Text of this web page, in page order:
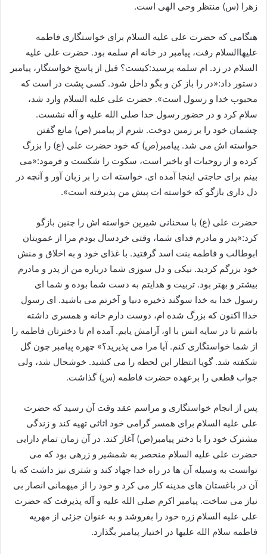
زهرا (س) منتظر وحی الهی است.
هنگامی که حضرت علی علیه السلام برای خواستگاری فاطمه
علیهاالسلام رفت، پیامبر در خانه ام سلمه بود. حضرت علی علیه
السلام در زد. ام سلمه پرسید:کیست؟ قبل از پاسخ خواستگار، پیامبر
دستور داد:«در را باز کن و بگو داخل شود. کسی پشت در است که
محبوب خدا و رسول است». حضرت علی علیه السلام وارد شد،
سلام کرد و در حضور رسول خدا صلی الله علیه و آله نشست.
چشمان خود را بر زمین دوخت. شرم از پیامبر (ص) مانع گفتن
خواسته اش می شد. پیامبر(ص) که خود حضرت علی (ع) را بزرگ
کرده و از روحیات او باخبر است، سکوت را شکست و فرمود:«می
بینم برای حاجتی اینجا آمده ای. خواسته ات را بر زبان آور و آنچه در
دل داری بازگو که خواسته ات پیش من پذیرفته است».
حضرت علی (ع) با سخنانی شیرین خواسته اش را چنین بازگو
کرد:«پدر و مادرم فدای شما، وقتی خردسال بودم مرا از عمویتان
ابوطالب و فاطمه بنت اسد گرفتید. با غذای خود و به اخلاق و منش
خود بزرگم کردید. نیکی و دل سوزی شما درباره من از پدر و مادرم
بیشتر و بهتر بود. تربیت و هدایتم به دست شما بوده و شما ای
رسول خدا به خدا سوگند ذخیره دنیا و آخرتم می باشید. ای رسول
خدا! اکنون که بزرگ شده ام، دوست دارم خانه و همسری داشته
باشم تا در سایه انس با او، آرامش یابم. آمده ام تا دخترتان فاطمه را
از شما خواستگاری کنم. آیا مرا می پذیرید؟» چهره پیامبر چون گل
شکفته شد. گویا انتظار این لحظه را می کشید. خوشحال شد، ولی
جواب قطعی را برعهده حضرت فاطمه (س) گذاشت.
پس از انجام خواستگاری و مراسم عقد وقت آن رسید که حضرت
علی علیه السلام برای همسر گرامی خود اثاثی تهیه کند و زندگی
مشترک خود را با دختر پیامبر(ص) آغاز کند. در آن زمان تمام دارایی
حضرت علی علیه السلام منحصر به شمشیر و زرهی بود که می
توانست به وسیله آن ها در راه خدا جهاد کند و شتری نیز داشت که با
آن در باغستان های مدینه کار می کرد و خود را از میهمانی انصار بی
نیاز می ساخت. پیامبر اکرم صلی الله علیه و آله پذیرفت که حضرت
علی علیه السلام زره خود را بفروشد و به عنوان جزئی از مهریه
فاطمه سلام الله علیها در اختیار پیامبر بگذارد.